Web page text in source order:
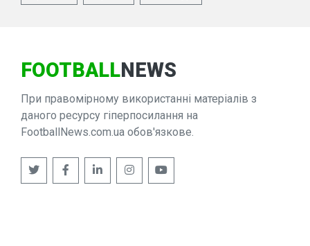
FOOTBALLNEWS
При правомірному використанні матеріалів з
даного ресурсу гіперпосилання на
FootballNews.com.ua обов'язкове.